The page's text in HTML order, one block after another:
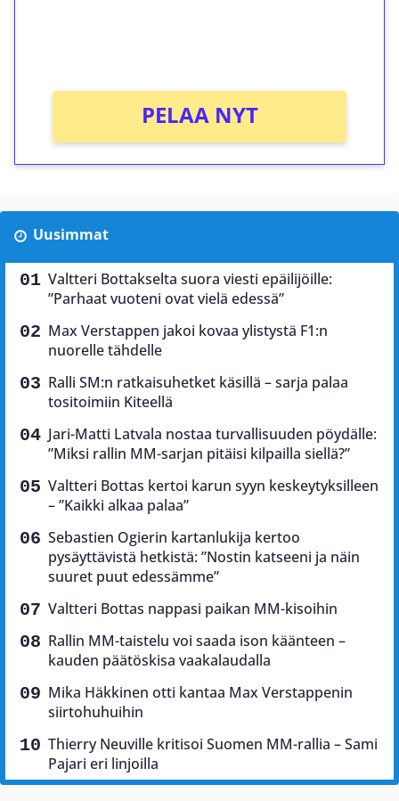
PELAA NYT
Uusimmat
Valtteri Bottakselta suora viesti epäilijöille:
”Parhaat vuoteni ovat vielä edessä”
Max Verstappen jakoi kovaa ylistystä F1:n
nuorelle tähdelle
Ralli SM:n ratkaisuhetket käsillä – sarja palaa
tositoimiin Kiteellä
Jari-Matti Latvala nostaa turvallisuuden pöydälle:
”Miksi rallin MM-sarjan pitäisi kilpailla siellä?”
Valtteri Bottas kertoi karun syyn keskeytyksilleen
– ”Kaikki alkaa palaa”
Sebastien Ogierin kartanlukija kertoo
pysäyttävistä hetkistä: ”Nostin katseeni ja näin
suuret puut edessämme”
Valtteri Bottas nappasi paikan MM-kisoihin
Rallin MM-taistelu voi saada ison käänteen –
kauden päätöskisa vaakalaudalla
Mika Häkkinen otti kantaa Max Verstappenin
siirtohuhuihin
Thierry Neuville kritisoi Suomen MM-rallia – Sami
Pajari eri linjoilla